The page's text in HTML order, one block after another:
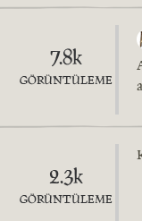
7.8k
GÖRÜNTÜLEME
2.3k
GÖRÜNTÜLEME